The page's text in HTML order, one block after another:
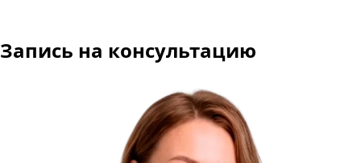
Запись на консультацию